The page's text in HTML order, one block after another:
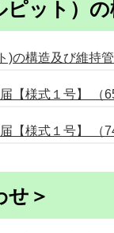
ピット）
)の構造及び維持
【様式１号】 （
【様式１号】 （
せ＞